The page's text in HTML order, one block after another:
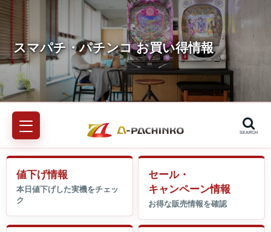
SEARCH
値下げ情報
セール・
キャンペーン情報